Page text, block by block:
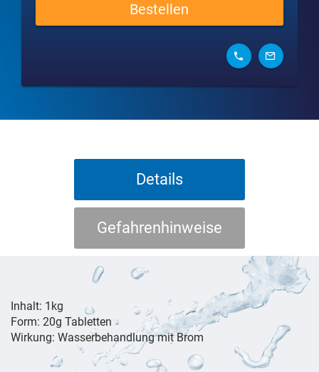
Bestellen
Details
Gefahrenhinweise
Inhalt: 1kg
Form: 20g Tabletten
Wirkung: Wasserbehandlung mit Brom